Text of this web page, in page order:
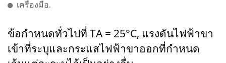
เครื่องมือ.
ข้อกำหนดทั่วไปที่ TA = 25°C, แรงดันไฟฟ้าขา
เข้าที่ระบุและกระแสไฟฟ้าขาออกที่กำหนด